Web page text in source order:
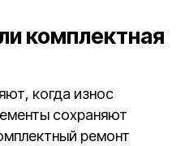
комплектная
когда износ
сохраняют
ремонт